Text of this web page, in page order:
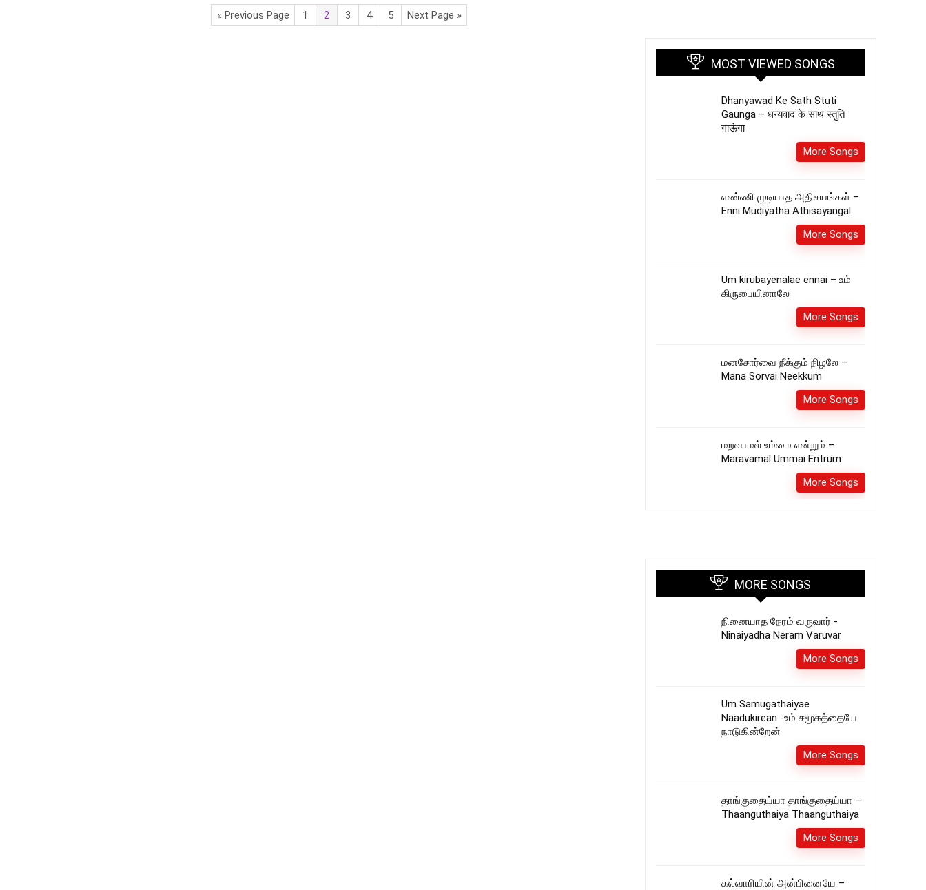
« Previous Page 1 2 3 4 5 Next Page »
MOST VIEWED SONGS
Dhanyawad Ke Sath Stuti
Gaunga – धन्यवाद के साथ स्तुति
गाऊंगा
More Songs
எண்ணி முடியாத அதிசயங்கள் –
Enni Mudiyatha Athisayangal
More Songs
Um kirubayenalae ennai – உம்
கிருபையினாலே
More Songs
மனசோர்வை நீக்கும் நிழலே –
Mana Sorvai Neekkum
More Songs
மறவாமல் உம்மை என்றும் –
Maravamal Ummai Entrum
More Songs
MORE SONGS
நினையாத நேரம் வருவார் -
Ninaiyadha Neram Varuvar
More Songs
Um Samugathaiyae
Naadukirean -உம் சமூகத்தையே
நாடுகின்றேன்
More Songs
தாங்குதைய்யா தாங்குதைய்யா –
Thaanguthaiya Thaanguthaiya
More Songs
கல்வாரியின் அன்பினையே –